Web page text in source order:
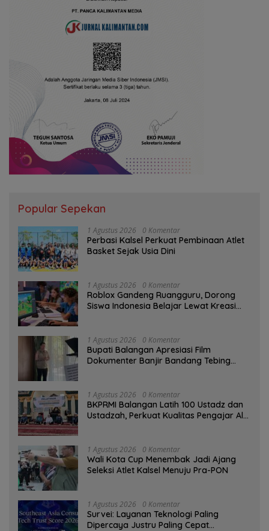
Popular Sepekan
1 Agustus 2026 0 Komentar
Perbasi Kalsel Perkuat Pembinaan Atlet
Basket Sejak Usia Dini
1 Agustus 2026 0 Komentar
Roblox Gandeng Ruangguru, Dorong
Siswa Indonesia Belajar Lewat Kreasi
1 Agustus 2026 0 Komentar
Bupati Balangan Apresiasi Film
Dokumenter Banjir Bandang Tebing
1 Agustus 2026 0 Komentar
BKPRMI Balangan Latih 100 Ustadz dan
Ustadzah, Perkuat Kualitas Pengajar Al-
1 Agustus 2026 0 Komentar
Wali Kota Cup Menembak Jadi Ajang
Seleksi Atlet Kalsel Menuju Pra-PON
1 Agustus 2026 0 Komentar
Survei: Layanan Teknologi Paling
Dipercaya Justru Paling Cepat